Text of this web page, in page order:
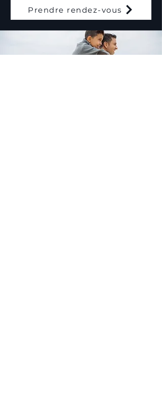
Prendre rendez-vous